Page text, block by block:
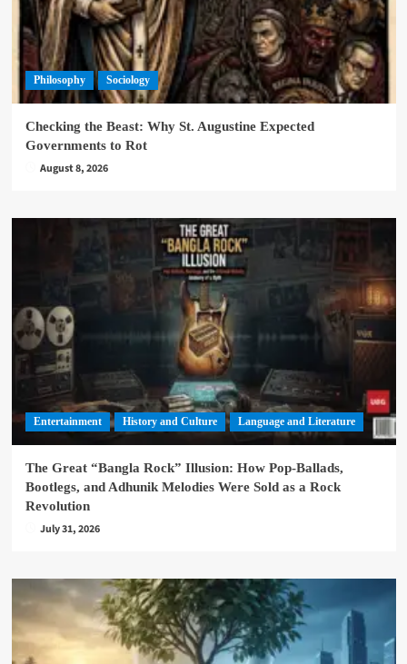
Philosophy Sociology
Checking the Beast: Why St. Augustine Expected
Governments to Rot
August 8, 2026
Entertainment History and Culture Language and Literature
The Great “Bangla Rock” Illusion: How Pop-Ballads,
Bootlegs, and Adhunik Melodies Were Sold as a Rock
Revolution
July 31, 2026